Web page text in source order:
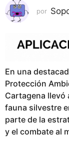
c
a
ñ
o
s
p
u
b
por
En una
Protección
Cartagena llevó
fauna silvestre
parte de la
y el combate al